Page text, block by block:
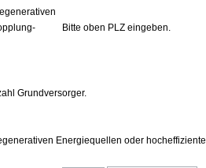
Bitte oben PLZ eingeben.
Grundversorger.
Energiequellen oder